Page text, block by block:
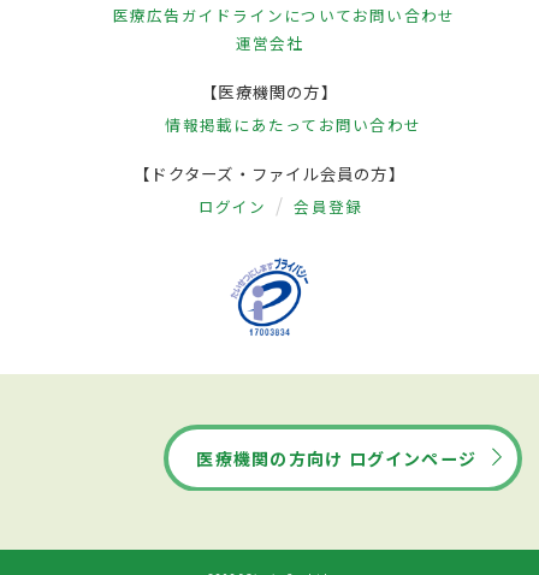
医療広告ガイドラインについてお問い合わせ
運営会社
【医療機関の方】
情報掲載にあたって お問い合わせ
【ドクターズ・ファイル会員の方】
ログイン 会員登録
医療機関の方向け ログインページ